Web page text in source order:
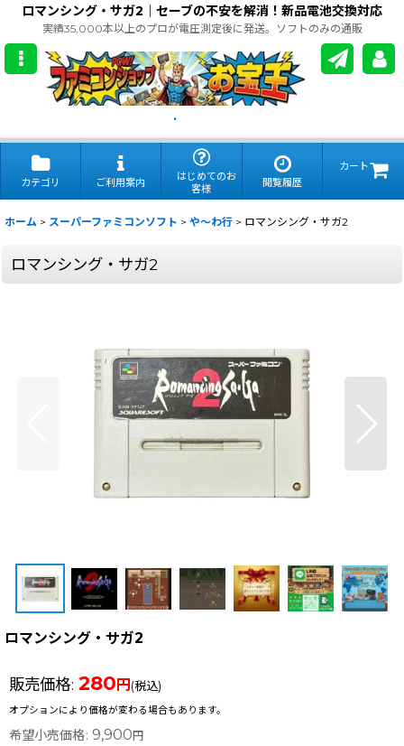
ロマンシング・サガ2｜セーブの不安を解消！新品電池交換対応
実績35,000本以上のプロが電圧測定後に発送。ソフトのみの通販
.
カテゴリ ご利用案内
はじめてのお
客様
閲覧履歴
カート
ホーム > スーパーファミコンソフト > や〜わ行 > ロマンシング・サガ2
ロマンシング・サガ2
ロマンシング・サガ2
販売価格: 280 円 (税込)
オプションにより価格が変わる場合もあります。
希望小売価格: 9,900 円